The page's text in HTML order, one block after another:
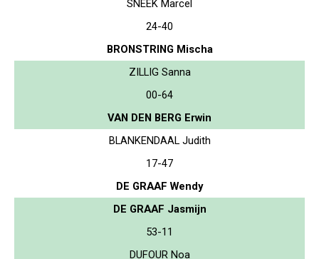
SNEEK Marcel
24-40
BRONSTRING Mischa
ZILLIG Sanna
00-64
VAN DEN BERG Erwin
BLANKENDAAL Judith
17-47
DE GRAAF Wendy
DE GRAAF Jasmijn
53-11
DUFOUR Noa